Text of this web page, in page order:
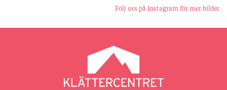
Följ oss på Instagram för mer bilder